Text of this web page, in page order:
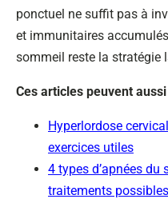
ponctuel ne suffit pas à
et immunitaires
sommeil reste la stratégie
Ces articles peuvent
Hyperlordose
exercices utiles
4 types d’apnées
traitements possibles